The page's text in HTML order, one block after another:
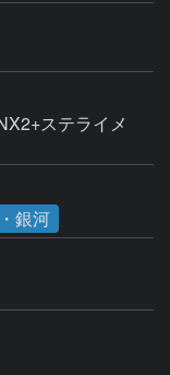
ステライメ
銀河